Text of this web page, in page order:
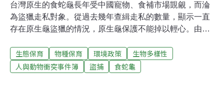
台灣原生的食蛇龜長年受中國寵物、食補市場覬覦，而淪
為盜獵走私對象。從過去幾年查緝走私的數量，顯示一直
存在原生龜盜獵的情況，原生龜保護不能掉以輕心。由檢
攔截走私，查獲高達1638隻食蛇龜，而最後有1500多隻獲
救倖存。檢警海固守最後防線 攔截成功靠長期監測海巡署
生態保育 物種保育 環境政策
生物多樣性
人與動物衝突事件簿
盜捕 食蛇龜